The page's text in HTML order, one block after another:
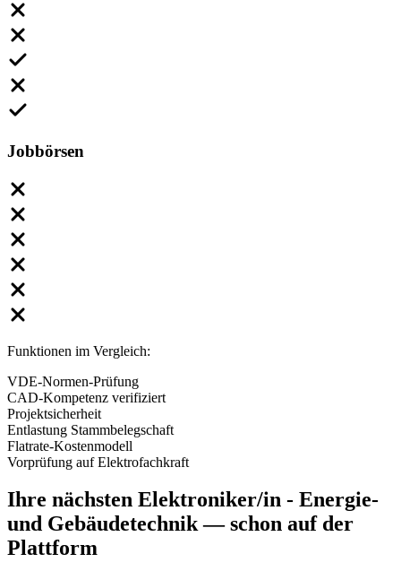
Jobbörsen
Funktionen im Vergleich:
VDE-Normen-Prüfung
CAD-Kompetenz verifiziert
Projektsicherheit
Entlastung Stammbelegschaft
Flatrate-Kostenmodell
Vorprüfung auf Elektrofachkraft
Ihre nächsten Elektroniker/in - Energie-
und Gebäudetechnik— schon auf der
Plattform